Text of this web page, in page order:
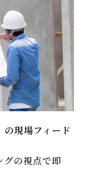
の現場フィード
グの視点で即